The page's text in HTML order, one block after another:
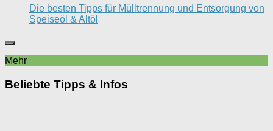
Die besten Tipps für Mülltrennung und Entsorgung von
Speiseöl & Altöl
Mehr
Beliebte Tipps & Infos